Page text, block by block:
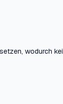
setzen, wodurch